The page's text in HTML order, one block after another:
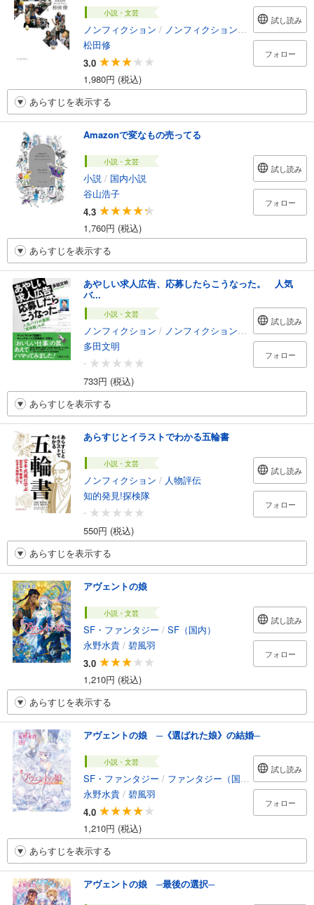
小説・文芸
ノンフィクション / ノンフィクション・ドキュメンタリー
松田修
3.0
1,980円 (税込)
試し読み
フォロー
あらすじを表示する
Amazonで変なもの売ってる
小説・文芸
小説 / 国内小説
谷山浩子
4.3
1,760円 (税込)
試し読み
フォロー
あらすじを表示する
あやしい求人広告、応募したらこうなった。 人気
バ...
小説・文芸
ノンフィクション / ノンフィクション・ドキュメンタリー
多田文明
-
733円 (税込)
試し読み
フォロー
あらすじを表示する
あらすじとイラストでわかる五輪書
小説・文芸
ノンフィクション / 人物評伝
知的発見!探検隊
-
550円 (税込)
試し読み
フォロー
あらすじを表示する
アヴェントの娘
小説・文芸
SF・ファンタジー / SF（国内）
永野水貴 / 碧風羽
3.0
1,210円 (税込)
試し読み
フォロー
あらすじを表示する
アヴェントの娘 ─《選ばれた娘》の結婚─
小説・文芸
SF・ファンタジー / ファンタジー（国内）
永野水貴 / 碧風羽
4.0
1,210円 (税込)
試し読み
フォロー
あらすじを表示する
アヴェントの娘 ─最後の選択─